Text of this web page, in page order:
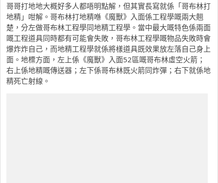
哥哥打地地大概好多人都唔明點解，但其實長寫就係「哥布林打
地精」咁解。哥布林打地精喺《魔獸》入面係工程學嘅兩大翹
楚，分左做哥布林工程學同地精工程學。當中最大嘅特色係兩面
嘅工程道具同時都有可能會失敗，哥布林工程學嘅物品失敗時會
爆炸炸自己，而地精工程學就係將樣道具既效果放左落自己身上
面。地標方面，左上係《魔獸》入面52區嘅哥布林虛空火箭；
右上係地精嘅傳送器；左下係哥布林既火箭同炸彈；右下就係地
精死亡射線。